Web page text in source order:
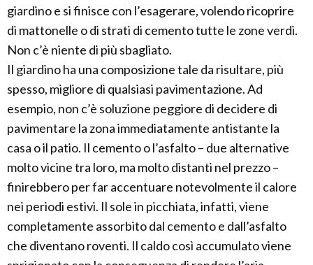
giardino e si finisce con l’esagerare, volendo ricoprire
di mattonelle o di strati di cemento tutte le zone verdi.
Non c’è niente di più sbagliato.
Il giardino ha una composizione tale da risultare, più
spesso, migliore di qualsiasi pavimentazione. Ad
esempio, non c’è soluzione peggiore di decidere di
pavimentare la zona immediatamente antistante la
casa o il patio. Il cemento o l’asfalto – due alternative
molto vicine tra loro, ma molto distanti nel prezzo –
finirebbero per far accentuare notevolmente il calore
nei periodi estivi. Il sole in picchiata, infatti, viene
completamente assorbito dal cemento e dall’asfalto
che diventano roventi. Il caldo così accumulato viene